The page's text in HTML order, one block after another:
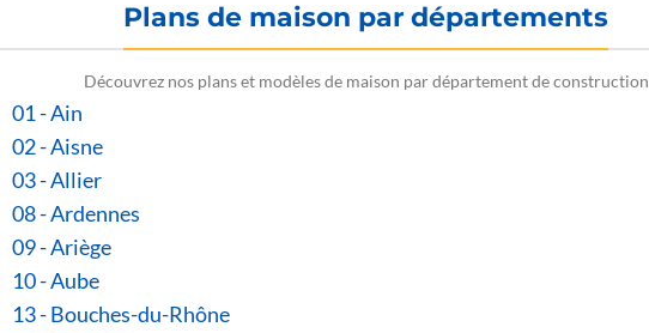
Plans de maison par départements
Découvrez nos plans et modèles de maison par département de construction
01 - Ain
02 - Aisne
03 - Allier
08 - Ardennes
09 - Ariège
10 - Aube
13 - Bouches-du-Rhône